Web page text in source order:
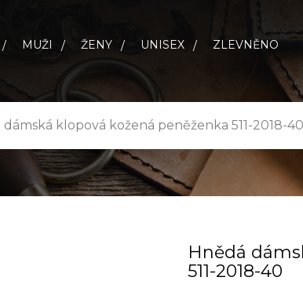
MUŽI ŽENY UNISEX ZLEVNĚNO
klopová kožená peněženka 511-2018-40
Hnědá
511­-2018­-40